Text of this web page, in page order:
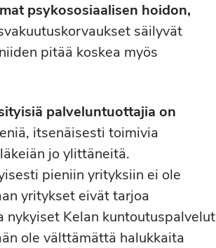
psykososiaalisen hoidon,
säilyvät
pitää koskea myös
palveluntuottajia on
itsenäisesti toimivia
jo ylittäneitä.
pieniin yrityksiin ei ole
yritykset eivät tarjoa
Kelan kuntoutuspalvelut
ole välttämättä halukkaita